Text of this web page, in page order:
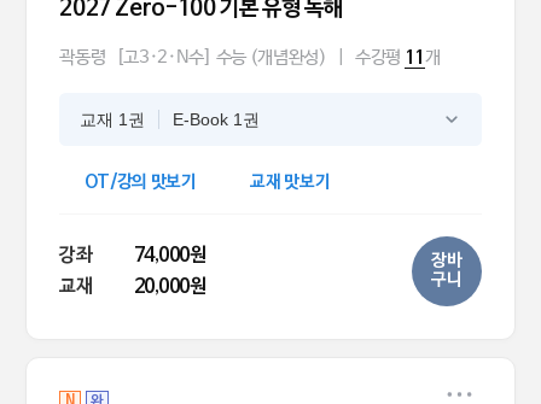
2027 Zero-100 기본 유형 독해
곽동령 [고3·2·N수] 수능 (개념완성) 수강평 11개
교재 1권 E-Book 1권
OT/강의 맛보기 교재 맛보기
강좌
74,000원
교재
20,000원
장바
구니